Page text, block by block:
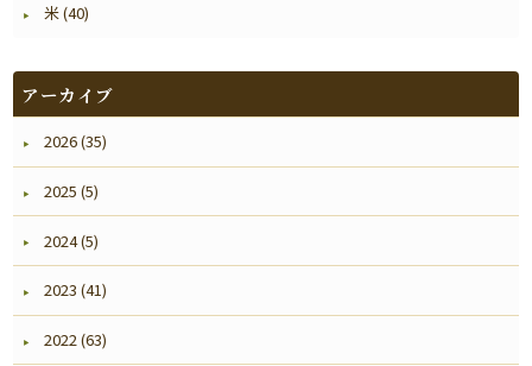
米 (40)
アーカイブ
2026 (35)
2025 (5)
2024 (5)
2023 (41)
2022 (63)